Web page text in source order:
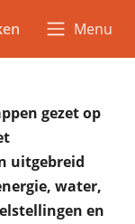
Menu
gezet op
uitgebreid
water,
en